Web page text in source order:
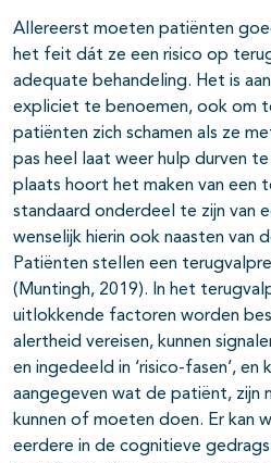
Allereerst moeten patiënten
het feit dát ze een risico op
adequate behandeling. Het is
expliciet te benoemen, ook om
patiënten zich schamen als ze
pas heel laat weer hulp durven
plaats hoort het maken van een
standaard onderdeel te zijn van
wenselijk hierin ook naasten van
Patiënten stellen een
(Muntingh, 2019). In het
uitlokkende factoren worden
alertheid vereisen, kunnen
en ingedeeld in ‘risico-fasen’, en
aangegeven wat de patiënt, zijn
kunnen of moeten doen. Er kan
eerdere in de cognitieve